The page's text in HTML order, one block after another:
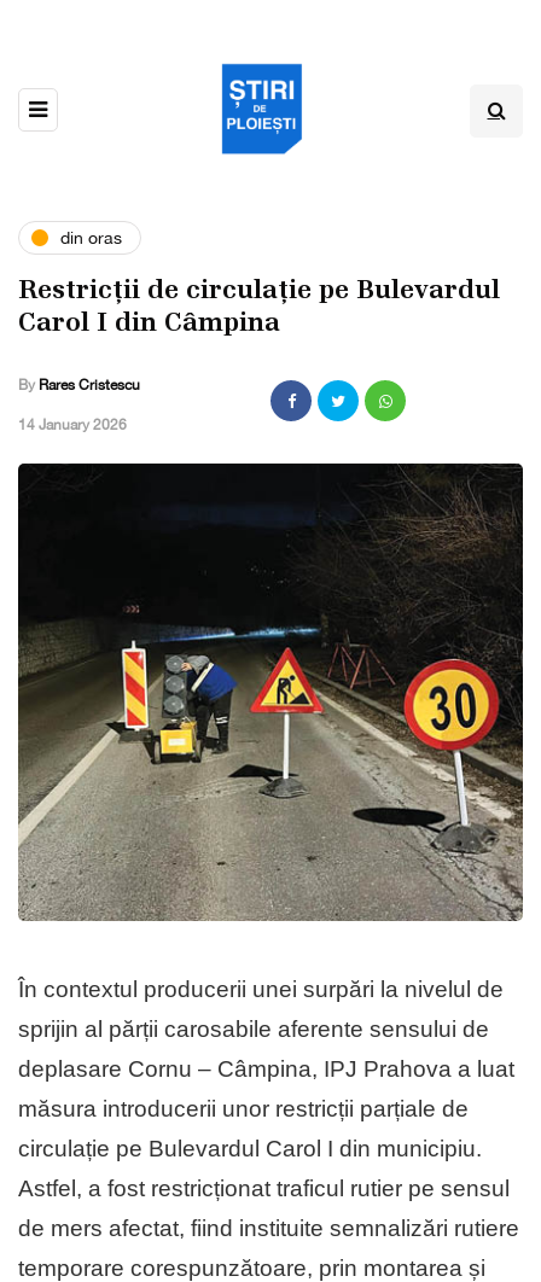
din oras
Restricții de circulație pe Bulevardul
Carol I din Câmpina
By Rares Cristescu
,14 January 2026
În contextul producerii unei surpări la nivelul de
sprijin al părții carosabile aferente sensului de
deplasare Cornu – Câmpina, IPJ Prahova a luat
măsura introducerii unor restricții parțiale de
circulație pe Bulevardul Carol I din municipiu.
Astfel, a fost restricționat traficul rutier pe sensul
de mers afectat, fiind instituite semnalizări rutiere
temporare corespunzătoare, prin montarea și